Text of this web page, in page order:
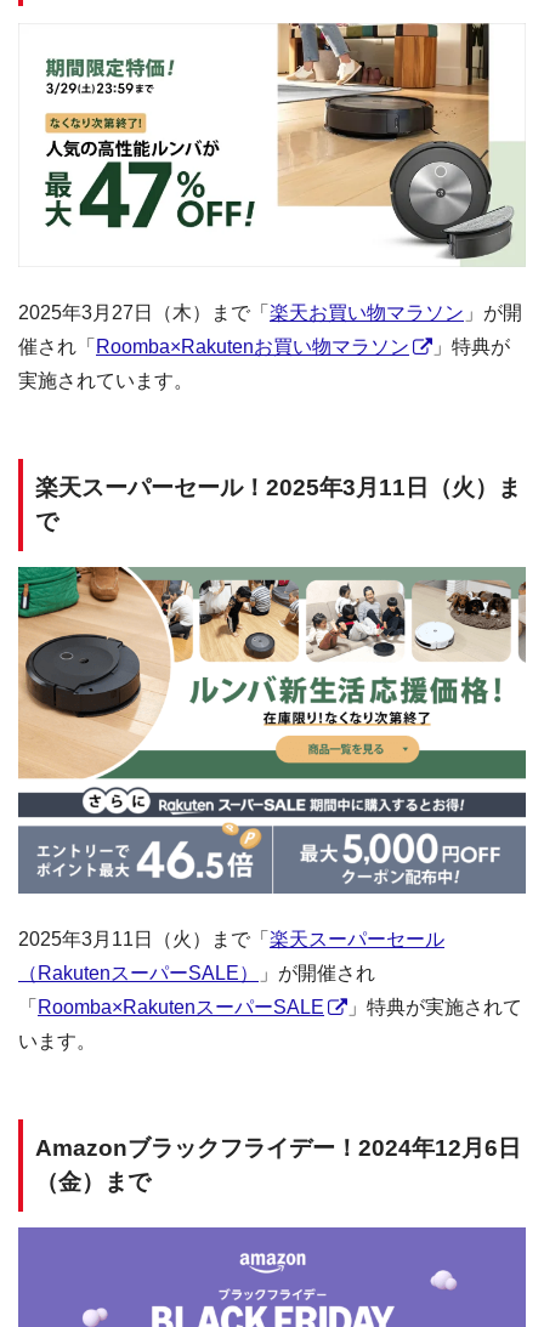
2025年3月27日（木）まで「 楽天お買い物マラソン 」が開
催され「 Roomba×Rakutenお買い物マラソン
」特典が
実施されています。
楽天スーパーセール！2025年3月11日（火）ま
で
2025年3月11日（火）まで「 楽天スーパーセール
（RakutenスーパーSALE）
」が開催され
「 Roomba×RakutenスーパーSALE
」特典が実施されて
います。
Amazonブラックフライデー！2024年12月6日
（金）まで